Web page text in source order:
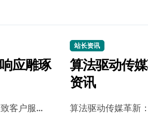
驱动企业大数据科技新飞跃
提效，精准调控信息流
擎，驱动多媒体大数据处理革新
擎构建与科技驱动的性能优化术
理驱动效能实现飞跃增长
应雕琢
致客户服…
站长资讯
算法驱动传
资讯
算法驱动传媒革